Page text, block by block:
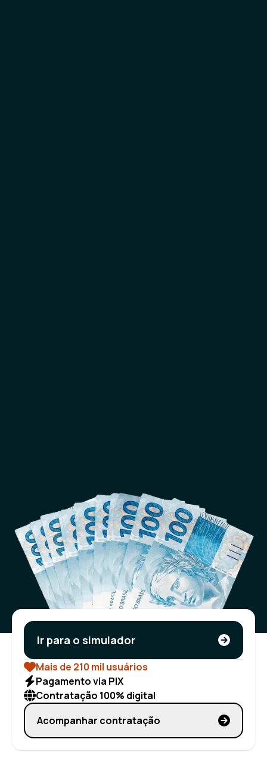
Ir para o simulador
Mais de 210 mil usuários
Pagamento via PIX
Contratação 100% digital
Acompanhar contratação